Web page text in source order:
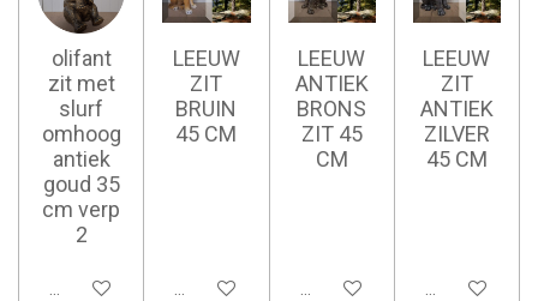
olifant
zit met
slurf
omhoog
antiek
goud 35
cm verp
2
Ajouter au panier
LEEUW
ZIT
BRUIN
45 CM
Ajouter au panier
LEEUW
ANTIEK
BRONS
ZIT 45
CM
Ajouter au panier
LEEUW
ZIT
ANTIEK
ZILVER
45 CM
Ajouter au